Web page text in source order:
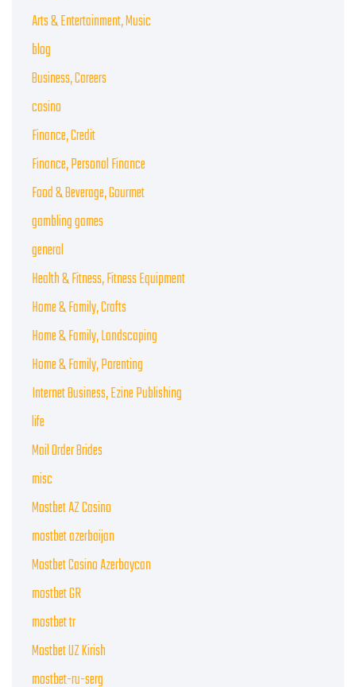
Arts & Entertainment, Music
blog
Business, Careers
casino
Finance, Credit
Finance, Personal Finance
Food & Beverage, Gourmet
gambling games
general
Health & Fitness, Fitness Equipment
Home & Family, Crafts
Home & Family, Landscaping
Home & Family, Parenting
Internet Business, Ezine Publishing
life
Mail Order Brides
misc
Mostbet AZ Casino
mostbet azerbaijan
Mostbet Casino Azerbaycan
mostbet GR
mostbet tr
Mostbet UZ Kirish
mostbet-ru-serg